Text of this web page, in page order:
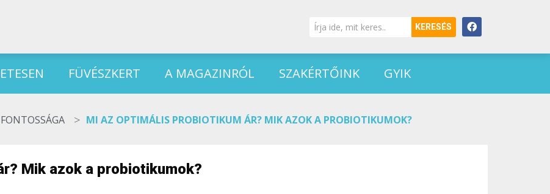
KERESÉS
FÜVÉSZKERT A MAGAZINRÓL SZAKÉRTŐINK GYIK
> MI AZ OPTIMÁLIS PROBIOTIKUM ÁR? MIK AZOK A PROBIOTIKUMOK?
Mik azok a probiotikumok?